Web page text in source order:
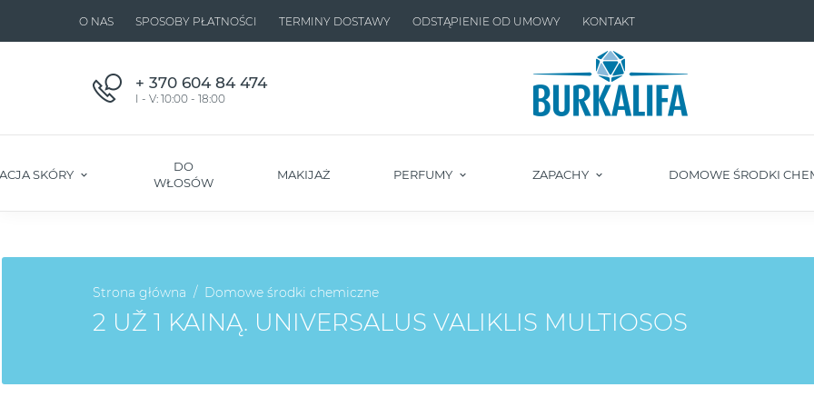
O NAS SPOSOBY PŁATNOŚCI TERMINY DOSTAWY ODSTĄPIENIE OD UMOWY KONTAKT
+ 370 604 84 474
I - V: 10:00 - 18:00
SKÓRY
DO
WŁOSÓW
MAKIJAŻ PERFUMY ZAPACHY DOMOWE ŚRODKI
Strona główna Domowe środki chemiczne
2 UŽ 1 KAINĄ. UNIVERSALUS VALIKLIS MULTIOSOS